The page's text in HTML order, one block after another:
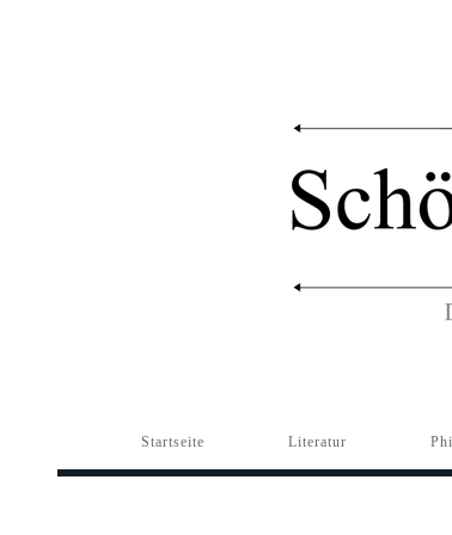
Startseite Literatur